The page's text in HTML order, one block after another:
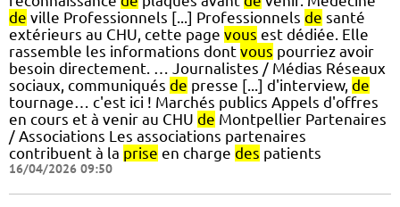
de ville Professionnels [...] Professionnels de santé
extérieurs au CHU, cette page vous est dédiée. Elle
rassemble les informations dont vous pourriez avoir
besoin directement. … Journalistes / Médias Réseaux
sociaux, communiqués de presse [...] d'interview, de
tournage… c'est ici ! Marchés publics Appels d'offres
en cours et à venir au CHU de Montpellier Partenaires
/ Associations Les associations partenaires
contribuent à la prise en charge des patients
16/04/2026 09:50